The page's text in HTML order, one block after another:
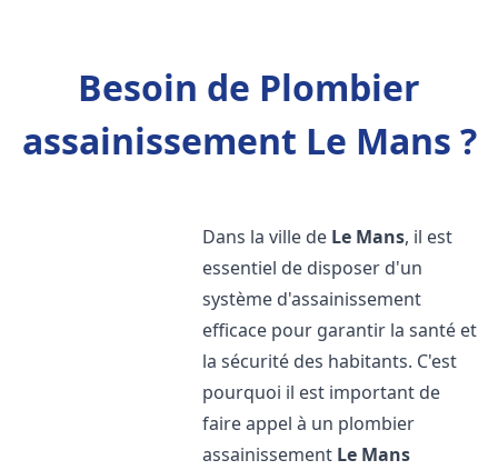
Besoin de Plombier
assainissement Le Mans ?
Dans la ville de Le Mans, il est
essentiel de disposer d'un
système d'assainissement
efficace pour garantir la santé et
la sécurité des habitants. C'est
pourquoi il est important de
faire appel à un plombier
assainissement Le Mans